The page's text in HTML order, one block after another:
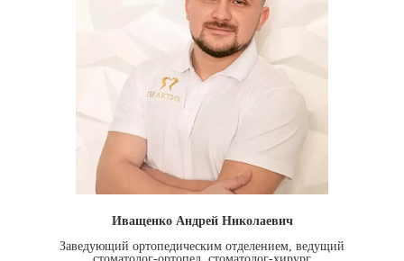
Иващенко Андрей Николаевич
Заведующий ортопедическим отделением, ведущий